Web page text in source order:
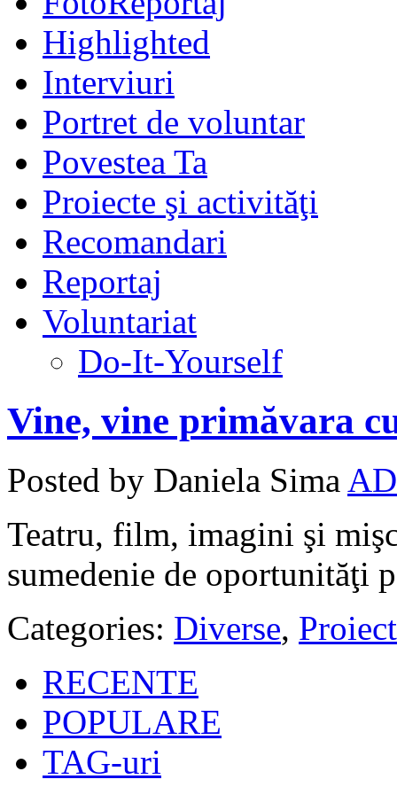
Highlighted
Interviuri
Portret de voluntar
Povestea Ta
Proiecte şi activităţi
Recomandari
Reportaj
Voluntariat
Do-It-Yourself
Vine, vine primăvara
Posted by Daniela Sima
Teatru, film, imagini şi
sumedenie de oportunităţi
Categories: Diverse,
RECENTE
POPULARE
TAG-uri